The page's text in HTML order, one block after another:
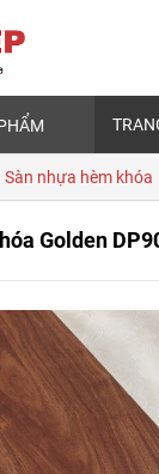
Sàn nhựa hèm khóa
Golden